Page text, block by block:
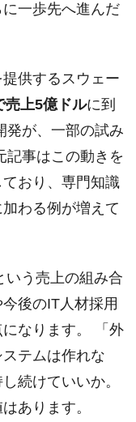
一歩先へ進んだ
供するスウェー
売上5億ドルに到
発が、一部の試み
記事はこの動きを
ており、専門知識
わる例が増えて
いう売上の組み合
後のIT人材採用
なります。 「外
テムは作れな
続けていいか。
あります。